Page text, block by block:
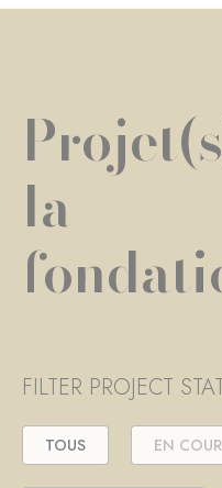
la
FILTER PROJECT
TOUS EN